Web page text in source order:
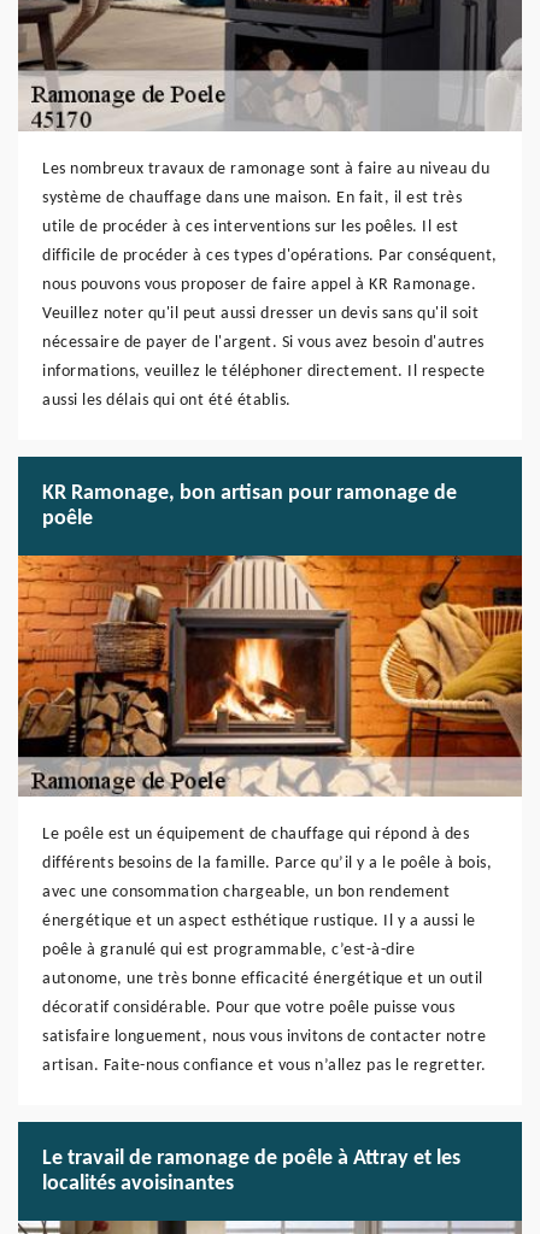
Les nombreux travaux de ramonage sont à faire au niveau du
système de chauffage dans une maison. En fait, il est très
utile de procéder à ces interventions sur les poêles. Il est
difficile de procéder à ces types d'opérations. Par conséquent,
nous pouvons vous proposer de faire appel à KR Ramonage.
Veuillez noter qu'il peut aussi dresser un devis sans qu'il soit
nécessaire de payer de l'argent. Si vous avez besoin d'autres
informations, veuillez le téléphoner directement. Il respecte
aussi les délais qui ont été établis.
KR Ramonage, bon artisan pour ramonage de
poêle
Le poêle est un équipement de chauffage qui répond à des
différents besoins de la famille. Parce qu’il y a le poêle à bois,
avec une consommation chargeable, un bon rendement
énergétique et un aspect esthétique rustique. Il y a aussi le
poêle à granulé qui est programmable, c’est-à-dire
autonome, une très bonne efficacité énergétique et un outil
décoratif considérable. Pour que votre poêle puisse vous
satisfaire longuement, nous vous invitons de contacter notre
artisan. Faite-nous confiance et vous n’allez pas le regretter.
Le travail de ramonage de poêle à Attray et les
localités avoisinantes